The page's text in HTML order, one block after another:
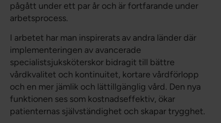
pågått under ett par år och är fortfarande under
arbetsprocess.
I arbetet har man inspirerats av andra länder där
implementeringen av avancerade
specialistsjuksköterskor bidragit till bättre
vårdkvalitet och kontinuitet, kortare vårdförlopp
och en mer jämlik och lättillgänglig vård. Den nya
funktionen ses som kostnadseffektiv, ökar
patienternas självständighet och skapar trygghet.